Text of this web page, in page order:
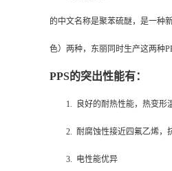
的中文名称是聚苯硫醚，是一种
色）两种，东丽同时生产这两种
PPS的突出性能有：
1. 良好的耐热性能，热变形
2. 耐腐蚀性接近四氟乙烯，
3. 电性能优异